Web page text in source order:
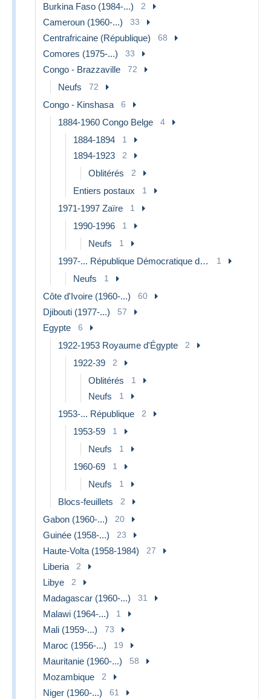
Burkina Faso (1984-...) 2
Cameroun (1960-...) 33
Centrafricaine (République) 68
Comores (1975-...) 33
Congo - Brazzaville 72
Neufs 72
Congo - Kinshasa 6
1884-1960 Congo Belge 4
1884-1894 1
1894-1923 2
Oblitérés 2
Entiers postaux 1
1971-1997 Zaïre 1
1990-1996 1
Neufs 1
1997-... République Démocratique du Congo 1
Neufs 1
Côte d'Ivoire (1960-...) 60
Djibouti (1977-...) 57
Egypte 6
1922-1953 Royaume d'Égypte 2
1922-39 2
Oblitérés 1
Neufs 1
1953-... République 2
1953-59 1
Neufs 1
1960-69 1
Neufs 1
Blocs-feuillets 2
Gabon (1960-...) 20
Guinée (1958-...) 23
Haute-Volta (1958-1984) 27
Liberia 2
Libye 2
Madagascar (1960-...) 31
Malawi (1964-...) 1
Mali (1959-...) 73
Maroc (1956-...) 19
Mauritanie (1960-...) 58
Mozambique 2
Niger (1960-...) 61